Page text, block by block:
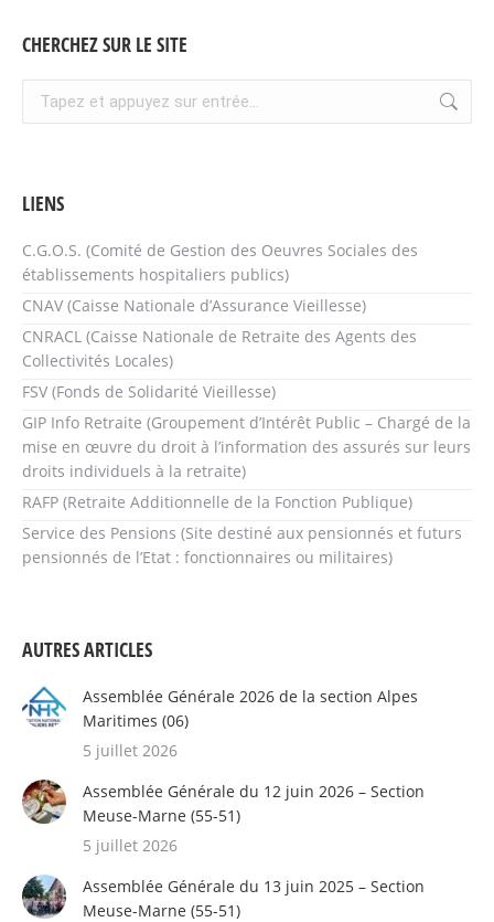
CHERCHEZ SUR LE SITE
LIENS
C.G.O.S. (Comité de Gestion des Oeuvres Sociales des
établissements hospitaliers publics)
CNAV (Caisse Nationale d’Assurance Vieillesse)
CNRACL (Caisse Nationale de Retraite des Agents des
Collectivités Locales)
FSV (Fonds de Solidarité Vieillesse)
GIP Info Retraite (Groupement d’Intérêt Public – Chargé de la
mise en œuvre du droit à l’information des assurés sur leurs
droits individuels à la retraite)
RAFP (Retraite Additionnelle de la Fonction Publique)
Service des Pensions (Site destiné aux pensionnés et futurs
pensionnés de l’Etat : fonctionnaires ou militaires)
AUTRES ARTICLES
Assemblée Générale 2026 de la section Alpes
Maritimes (06)
5 juillet 2026
Assemblée Générale du 12 juin 2026 – Section
Meuse-Marne (55-51)
5 juillet 2026
Assemblée Générale du 13 juin 2025 – Section
Meuse-Marne (55-51)